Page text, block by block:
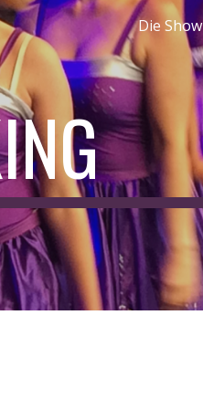
Skip to navigation
Die Show